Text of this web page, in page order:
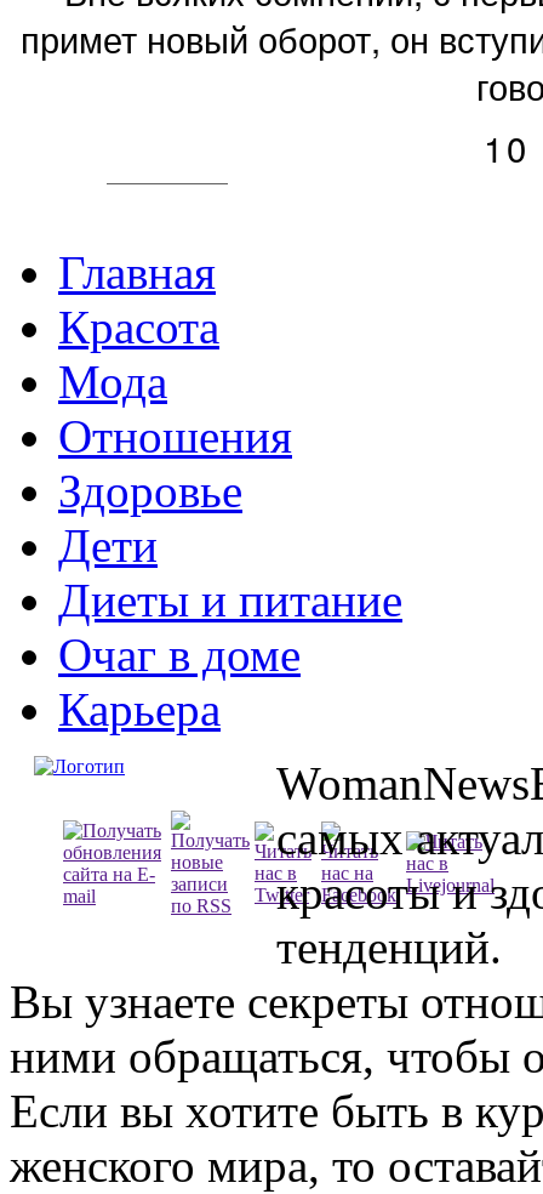
примет новый оборот, он
Главная
Красота
Мода
Отношения
Здоровье
Дети
Диеты и питание
Очаг в доме
Карьера
самых
красоты и
тенденций.
Вы узнаете секреты
ними обращаться, чтобы
Если вы хотите быть в
женского мира, то